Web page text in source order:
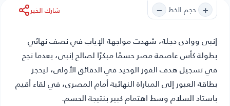
+ حجم الخط − شارك الخبر
إنبى ووادى دجلة، شهدت مواجهة الإياب في نصف نهائي
بطولة كأس عاصمة مصر حسمًا مبكرًا لصالح إنبى، بعدما نجح
في تسجيل هدف الفوز الوحيد في الدقائق الأولى، ليحجز
بطاقة العبور إلى المباراة النهائية أمام المصرى، في لقاء أقيم
باستاد السلام وسط اهتمام كبير بنتيجة الحسم.